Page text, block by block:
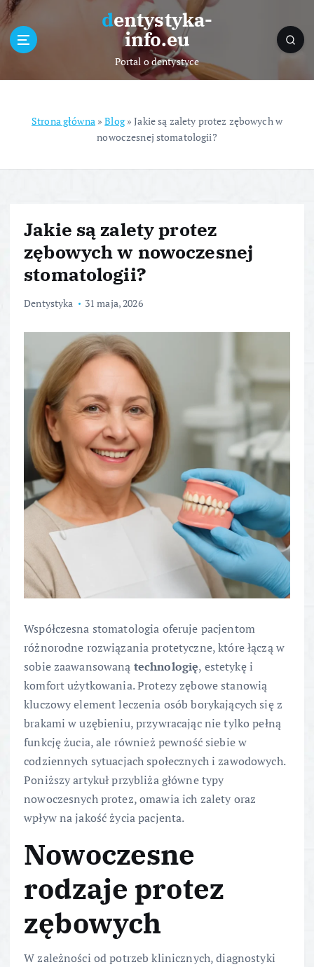
e
dentystyka-
info.eu
Portal o dentystyce
Strona główna»Blog»Jakie są zalety protez zębowych w
nowoczesnej stomatologii?
Jakie są zalety protez
zębowych w nowoczesnej
stomatologii?
Dentystyka 31 maja, 2026
Współczesna stomatologia oferuje pacjentom
różnorodne rozwiązania protetyczne, które łączą w
sobie zaawansowaną technologię, estetykę i
komfort użytkowania. Protezy zębowe stanowią
kluczowy element leczenia osób borykających się z
brakami w uzębieniu, przywracając nie tylko pełną
funkcję żucia, ale również pewność siebie w
codziennych sytuacjach społecznych i zawodowych.
Poniższy artykuł przybliża główne typy
nowoczesnych protez, omawia ich zalety oraz
wpływ na jakość życia pacjenta.
Nowoczesne
rodzaje protez
zębowych
W zależności od potrzeb klinicznych, diagnostyki